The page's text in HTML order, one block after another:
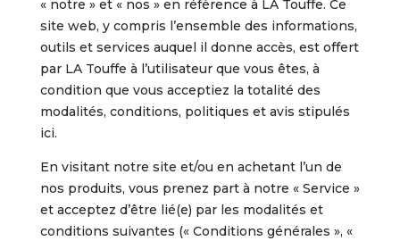
« notre » et « nos » en référence à LA Touffe. Ce
site web, y compris l’ensemble des informations,
outils et services auquel il donne accès, est offert
par LA Touffe à l’utilisateur que vous êtes, à
condition que vous acceptiez la totalité des
modalités, conditions, politiques et avis stipulés
ici.
En visitant notre site et/ou en achetant l’un de
nos produits, vous prenez part à notre « Service »
et acceptez d’être lié(e) par les modalités et
conditions suivantes (« Conditions générales », «